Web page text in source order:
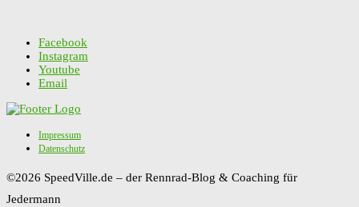
Facebook
Instagram
Youtube
Email
Impressum
Datenschutz
©2026 SpeedVille.de – der Rennrad-Blog & Coaching für
Jedermann